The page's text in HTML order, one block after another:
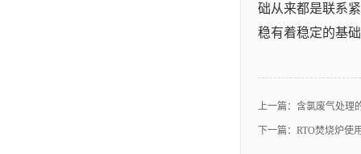
础从来都是联系
稳有着稳定的基
上一篇： 含氯废气处理
下一篇： RTO焚烧炉使